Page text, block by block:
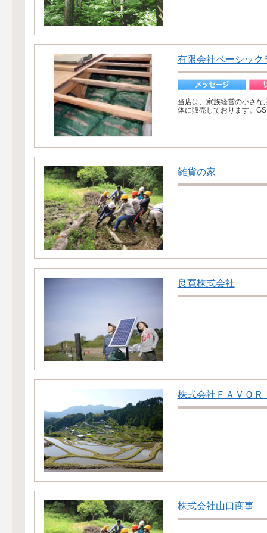
有限会社ベーシック
当店は、家族経営の小さ
体に販売しております。
雑貨の家
良寛株式会社
株式会社ＦＡＶＯＲ
株式会社山口商事